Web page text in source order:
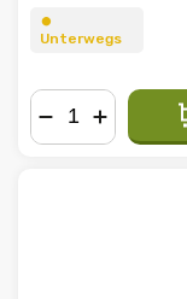
⏺︎
Unterwegs